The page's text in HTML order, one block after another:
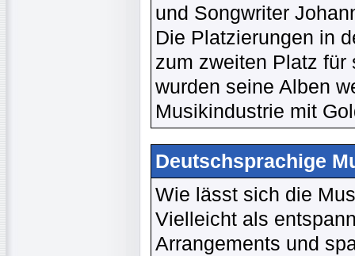
und Songwriter
Die Platzierungen in
zum zweiten Platz für
wurden seine Alben
Musikindustrie mit
Deutschsprachige
Wie lässt sich die
Vielleicht als
Arrangements und